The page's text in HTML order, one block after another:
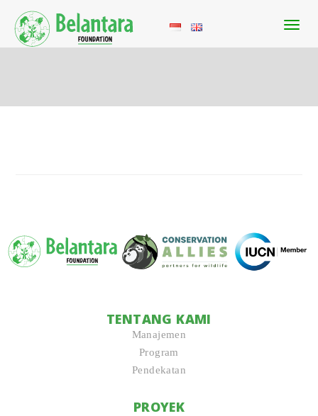
TENTANG KAMI
Manajemen
Program
Pendekatan
PROYEK